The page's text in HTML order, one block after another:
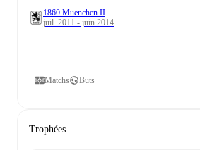
1860 Muenchen II
juil. 2011 - juin 2014
Matchs Buts
Trophées